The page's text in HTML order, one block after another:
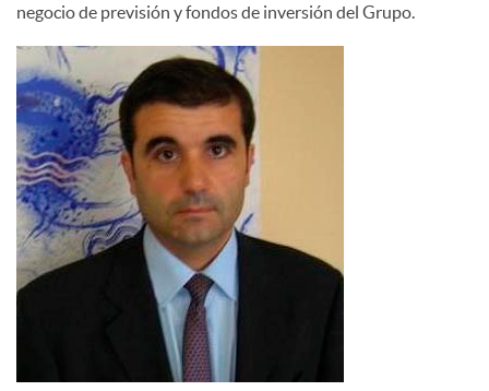
i
d
o
s
negocio de previsión y fondos de inversión del Grupo.